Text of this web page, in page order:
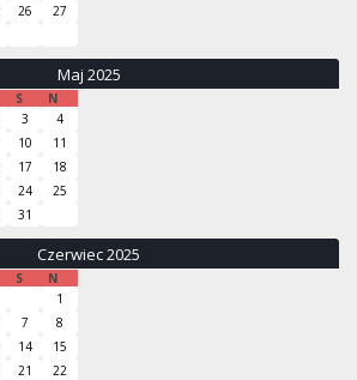
26
27
Maj 2025
S
N
3
4
10
11
17
18
24
25
31
Czerwiec 2025
S
N
1
7
8
14
15
21
22